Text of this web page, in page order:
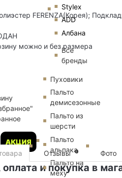
Stylex
ADD
Албана
Все
бренды
АКЦИЯ
Пуховики
Пальто
демисезонные
Пальто из
шерсти
Пальто
альпака
Пальто на
меху
FERENZA(Корея);
можно и без размера
Отзывы 0 Фото
и покупка в